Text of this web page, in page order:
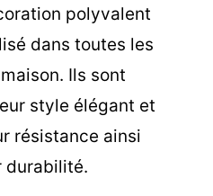
polyvalent
dans toutes les
Ils sont
style élégant et
résistance ainsi
durabilité.